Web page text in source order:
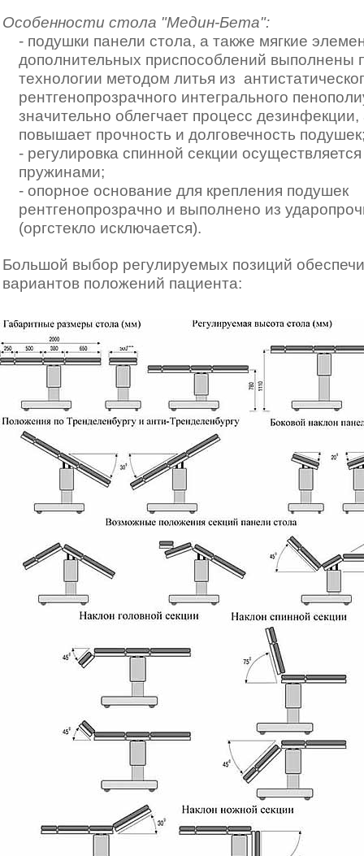
Особенности стола "Медин-Бета":
- подушки панели стола, а также мягкие
дополнительных приспособлений выполнены
технологии методом литья из
рентгенопрозрачного интегрального
значительно облегчает процесс дезинфекции,
повышает прочность и долговечность
- регулировка спинной секции
пружинами;
- опорное основание для крепления подушек
рентгенопрозрачно и выполнено из
(оргстекло исключается).
Большой выбор регулируемых позиций
вариантов положений пациента: